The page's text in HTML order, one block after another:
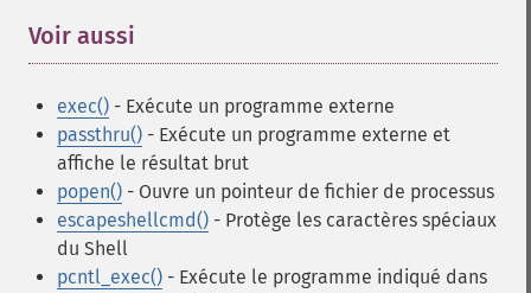
Voir aussi
exec() - Exécute un programme externe
passthru() - Exécute un programme externe et
affiche le résultat brut
popen() - Ouvre un pointeur de fichier de processus
escapeshellcmd() - Protège les caractères spéciaux
du Shell
pcntl_exec() - Exécute le programme indiqué dans